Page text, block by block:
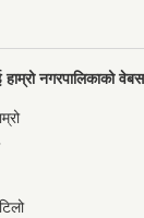
हाम्रो नगरपालिकाको